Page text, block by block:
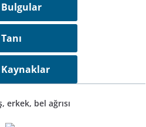
Bulgular
Tanı
Kaynaklar
erkek, bel ağrısı